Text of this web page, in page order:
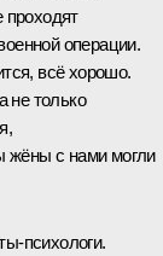
проходят
операции.
всё хорошо.
не только
жёны с нами могли
психологи.